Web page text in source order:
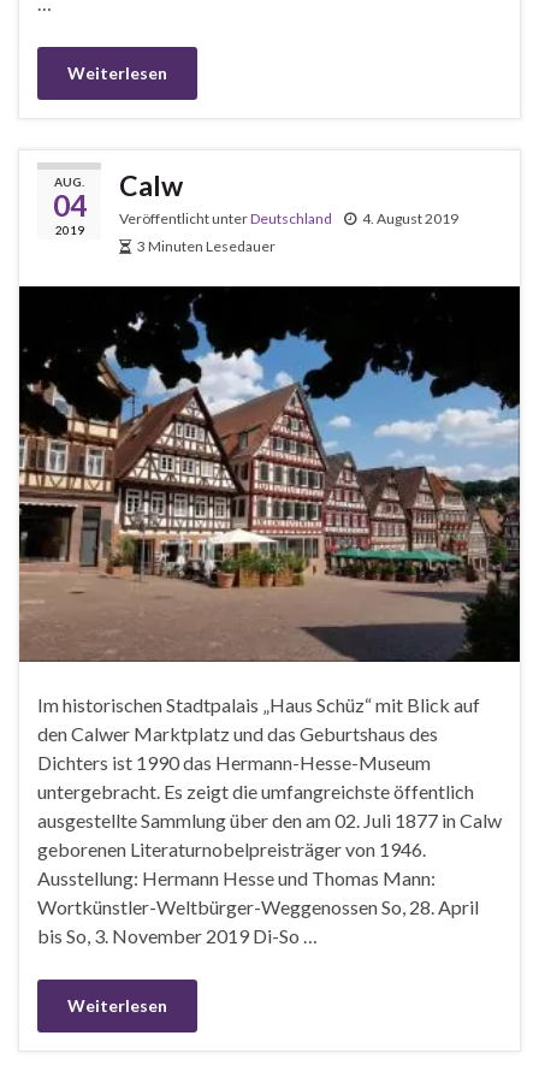
Weiterlesen
AUG.
04
2019
Calw
Veröffentlicht unterDeutschland
4. August 2019
3 Minuten Lesedauer
Im historischen Stadtpalais „Haus Schüz“ mit Blick auf
den Calwer Marktplatz und das Geburtshaus des
Dichters ist 1990 das Hermann-Hesse-Museum
untergebracht. Es zeigt die umfangreichste öffentlich
ausgestellte Sammlung über den am 02. Juli 1877 in Calw
geborenen Literaturnobelpreisträger von 1946.
Ausstellung: Hermann Hesse und Thomas Mann:
Wortkünstler-Weltbürger-Weggenossen So, 28. April
bis So, 3. November 2019 Di-So …
Weiterlesen